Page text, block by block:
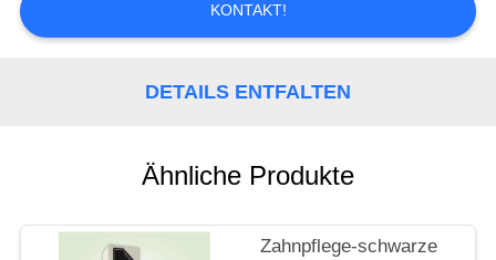
FORDERN
SEITENVERZEICHNIS
KONTAKT!
DETAILS ENTFALTEN
Ähnliche Produkte
Zahnpflege-schwarze